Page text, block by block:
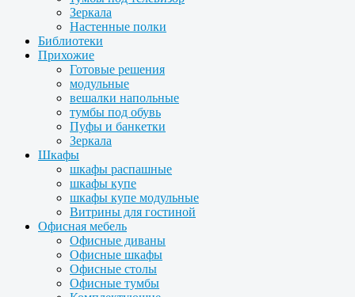
Зеркала
Настенные полки
Библиотеки
Прихожие
Готовые решения
модульные
вешалки напольные
тумбы под обувь
Пуфы и банкетки
Зеркала
Шкафы
шкафы распашные
шкафы купе
шкафы купе модульные
Витрины для гостиной
Офисная мебель
Офисные диваны
Офисные шкафы
Офисные столы
Офисные тумбы